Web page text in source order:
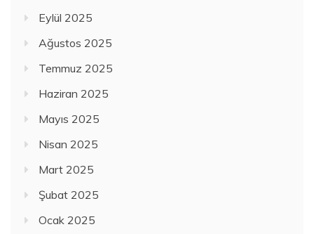
Eylül 2025
Ağustos 2025
Temmuz 2025
Haziran 2025
Mayıs 2025
Nisan 2025
Mart 2025
Şubat 2025
Ocak 2025